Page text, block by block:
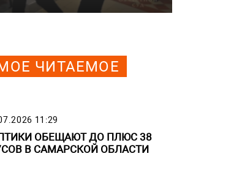
ЧИТАЕМОЕ
11:29
ОБЕЩАЮТ ДО ПЛЮС 38
В САМАРСКОЙ ОБЛАСТИ